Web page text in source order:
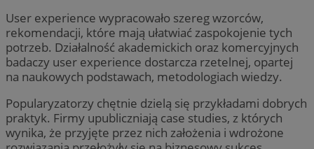
User experience wypracowało szereg wzorców,
rekomendacji, które mają ułatwiać zaspokojenie tych
potrzeb. Działalność akademickich oraz komercyjnych
badaczy user experience dostarcza rzetelnej, opartej
na naukowych podstawach, metodologiach wiedzy.
Popularyzatorzy chętnie dzielą się przykładami dobrych
praktyk. Firmy upubliczniają case studies, z których
wynika, że przyjęte przez nich założenia i wdrożone